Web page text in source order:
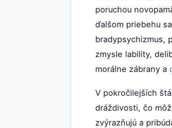
poruchou
ďalšom priebehu
bradypsychizmus,
zmysle lability,
morálne zábrany a
V pokročilejších
dráždivosti, čo
zvýrazňujú a